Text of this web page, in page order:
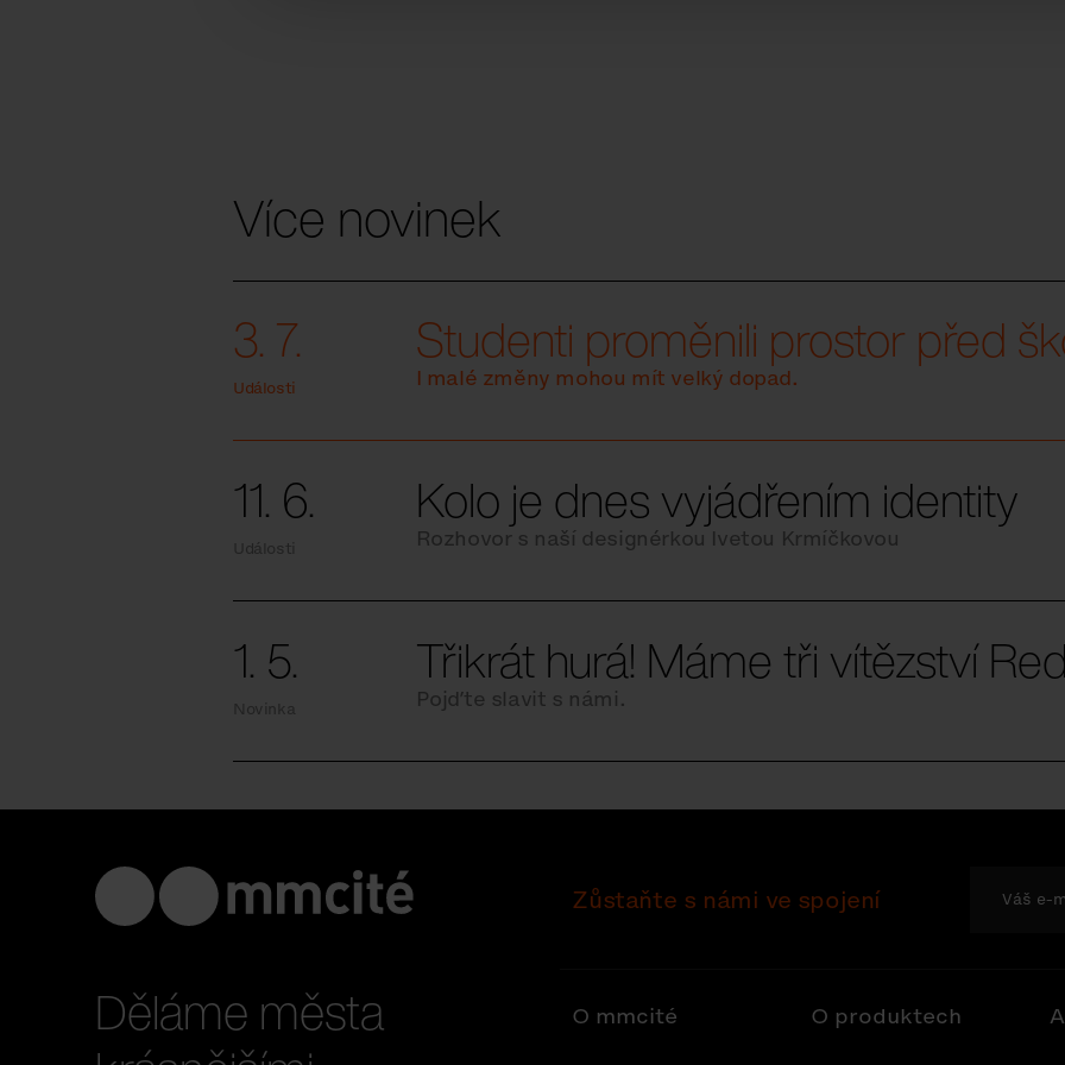
Více novinek
3. 7.
Události
Studenti proměnili prostor před
I malé změny mohou mít velký dopad.
11. 6.
Události
Kolo je dnes vyjádřením identity
Rozhovor s naší designérkou Ivetou Krmíčkovou
1. 5.
Novinka
Třikrát hurá! Máme tři vítězství
Pojďte slavit s námi.
Děláme města
Zůstaňte s námi ve spojení
O mmcité O produktech